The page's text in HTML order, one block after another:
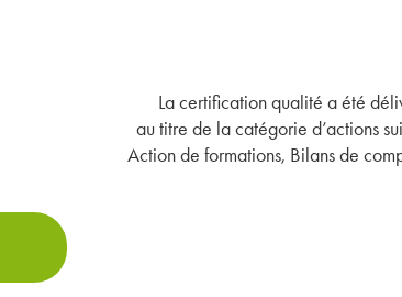
La certification qualité a été
au titre de la catégorie d’actions
Action de formations, Bilans de